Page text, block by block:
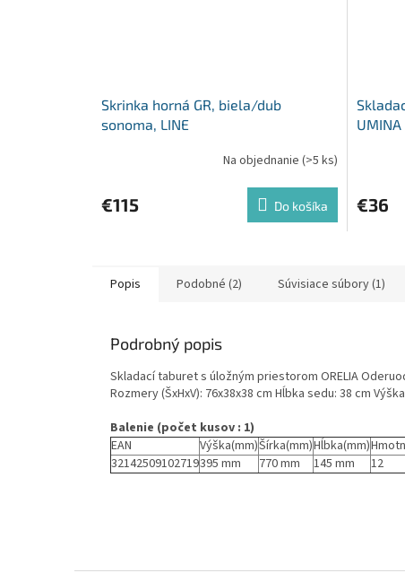
Skrinka horná GR, biela/dub
sonoma, LINE
Na objednanie (>5 ks)
€115 Do košíka
UMINA
€36
Popis Podobné (2) Súvisiace súbory (1)
Podrobný popis
Skladací taburet s úložným priestorom ORELIA
Rozmery (ŠxHxV): 76x38x38 cm Hĺbka sedu: 38 cm
Balenie (počet kusov : 1)
EAN
Výška(mm)Šírka(mm)Hĺbka(mm)
32142509102719395 mm 770 mm 145 mm 12